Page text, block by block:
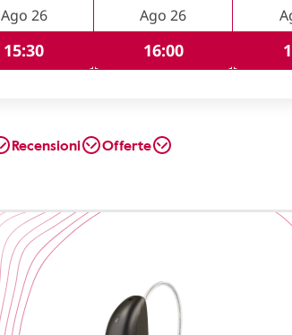
Ago 26
15:30
Ago 26
16:00
Recensioni Offerte